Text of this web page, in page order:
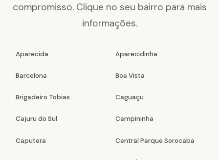
compromisso. Clique no seu bairro para mais
informações.
Aparecida Aparecidinha
Barcelona Boa Vista
Brigadeiro Tobias Caguaçu
Cajuru do Sul Campininha
Caputera Central Parque Sorocaba